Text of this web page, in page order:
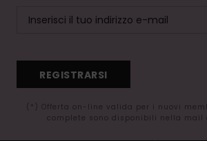
REGISTRARSI
(*) Offerta on-line valida per i nuovi
complete sono disponibili nella mail